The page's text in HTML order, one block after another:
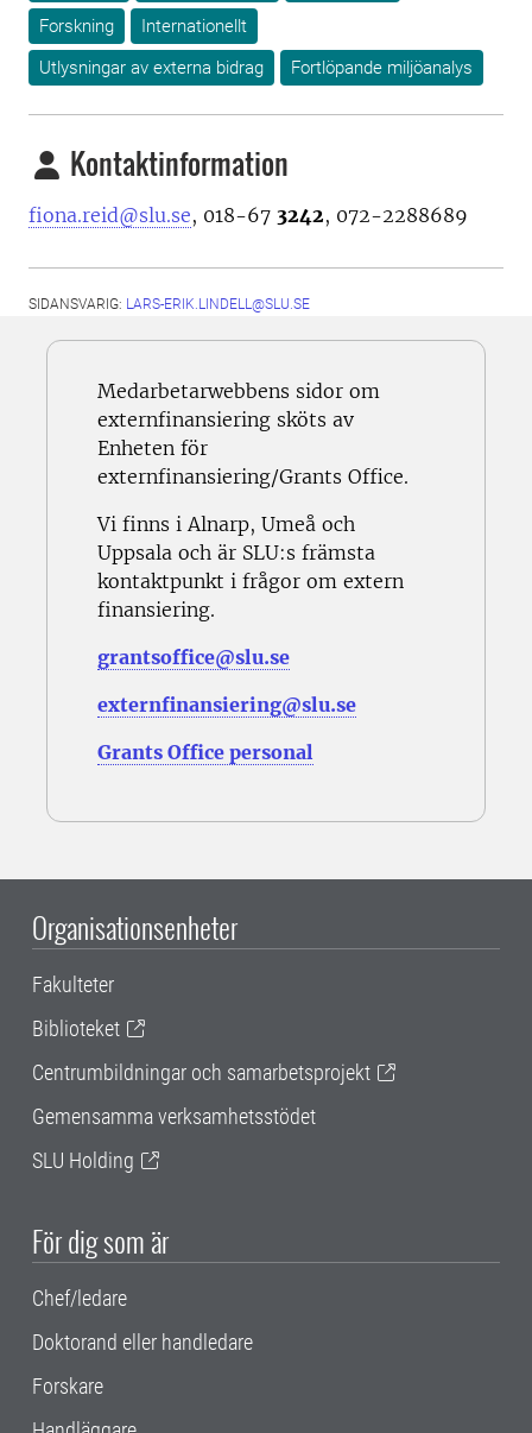
Forskning
Internationellt
Utlysningar av externa bidrag
Fortlöpande miljöanalys
Kontaktinformation
fiona.reid@slu.se, 018-67 3242, 072-2288689
SIDANSVARIG: LARS-ERIK.LINDELL@SLU.SE
Medarbetarwebbens sidor om
externfinansiering sköts av
Enheten för
externfinansiering/Grants Office.
Vi finns i Alnarp, Umeå och
Uppsala och är SLU:s främsta
kontaktpunkt i frågor om extern
finansiering.
grantsoffice@slu.se
externfinansiering@slu.se
Grants Office personal
Organisationsenheter
Fakulteter
Biblioteket
Centrumbildningar och samarbetsprojekt
Gemensamma verksamhetsstödet
SLU Holding
För dig som är
Chef/ledare
Doktorand eller handledare
Forskare